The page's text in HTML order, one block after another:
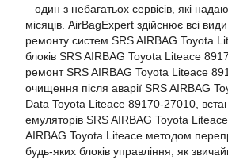
– один з небагатьох сервісів, які
місяців. AirBagExpert здійснює всі види
ремонту систем SRS AIRBAG Toyota
блоків SRS AIRBAG Toyota Liteace
ремонт SRS AIRBAG Toyota Liteace
очищення після аварії SRS AIRBAG
Data Toyota Liteace 89170-27010,
емуляторів SRS AIRBAG Toyota
AIRBAG Toyota Liteace методом
будь-яких блоків управління, як